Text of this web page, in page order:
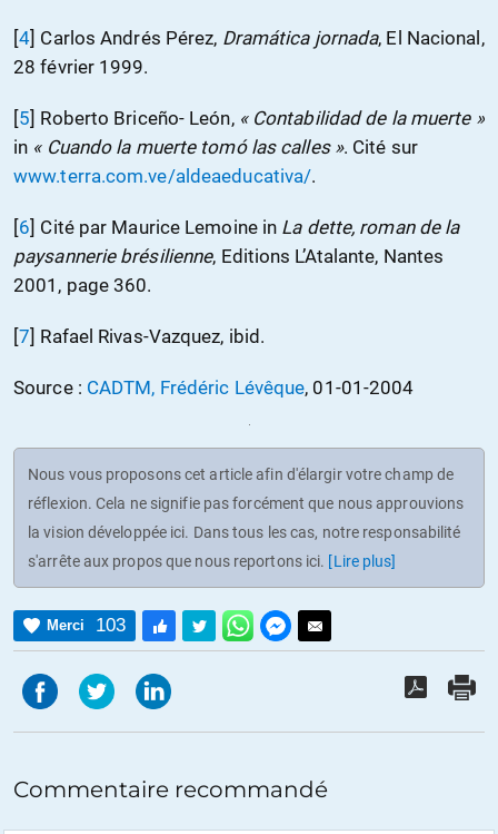
[4] Carlos Andrés Pérez, Dramática jornada, El Nacional,
28 février 1999.
[5] Roberto Briceño- León, « Contabilidad de la muerte »
in « Cuando la muerte tomó las calles ». Cité sur
www.terra.com.ve/aldeaeducativa/.
[6] Cité par Maurice Lemoine in La dette, roman de la
paysannerie brésilienne, Editions L’Atalante, Nantes
2001, page 360.
[7] Rafael Rivas-Vazquez, ibid.
Source : CADTM, Frédéric Lévêque, 01-01-2004
Nous vous proposons cet article afin d'élargir votre champ de
réflexion. Cela ne signifie pas forcément que nous approuvions
la vision développée ici. Dans tous les cas, notre responsabilité
s'arrête aux propos que nous reportons ici. [Lire plus]
Merci 103
Commentaire recommandé